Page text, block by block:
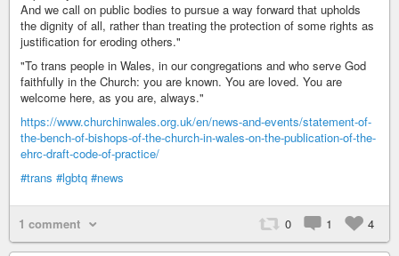
And we call on public bodies to pursue a way forward that upholds
the dignity of all, rather than treating the protection of some rights as
justification for eroding others."
"To trans people in Wales, in our congregations and who serve God
faithfully in the Church: you are known. You are loved. You are
welcome here, as you are, always."
https://www.churchinwales.org.uk/en/news-and-events/statement-of-
the-bench-of-bishops-of-the-church-in-wales-on-the-publication-of-the-
ehrc-draft-code-of-practice/
#trans #lgbtq #news
1 comment 0 1 4